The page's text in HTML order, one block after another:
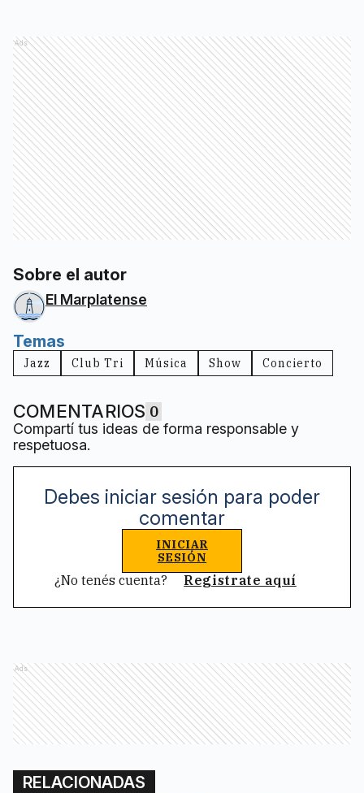
Ads
Sobre el autor
El Marplatense
Temas
Jazz Club Tri Música Show Concierto
COMENTARIOS 0
Compartí tus ideas de forma responsable y
respetuosa.
Debes iniciar sesión para poder
comentar
INICIAR
SESIÓN
¿No tenés cuenta? Registrate aquí
Ads
RELACIONADAS